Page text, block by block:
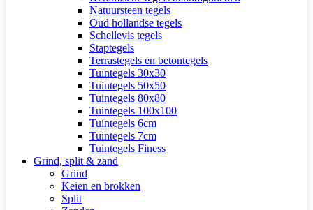
Natuursteen tegels
Oud hollandse tegels
Schellevis tegels
Staptegels
Terrastegels en betontegels
Tuintegels 30x30
Tuintegels 50x50
Tuintegels 80x80
Tuintegels 100x100
Tuintegels 6cm
Tuintegels 7cm
Tuintegels Finess
Grind, split & zand
Grind
Keien en brokken
Split